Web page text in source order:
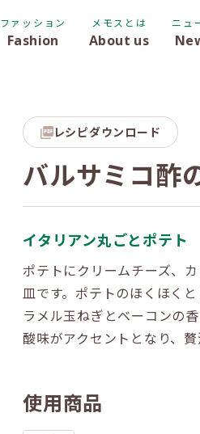
ファッション
Fashion
メモスとは
About us
ニュ
レシピダウンロード
バルサミコ酢
イタリアン丸ごとポテト
ポテトにクリームチーズ、
皿です。ポテトのほくほく
ラメル玉ねぎとベーコンの
酸味がアクセントとなり、
使用商品